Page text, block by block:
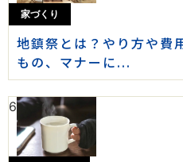
家づくり
地鎮祭とは？やり方や費
もの、マナーに...
6